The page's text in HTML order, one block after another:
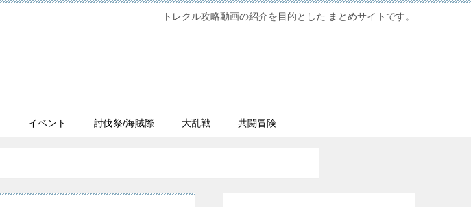
トレクル攻略動画の紹介を目的とした まとめサイトです。
イベント 討伐祭/海賊際 大乱戦 共闘冒険